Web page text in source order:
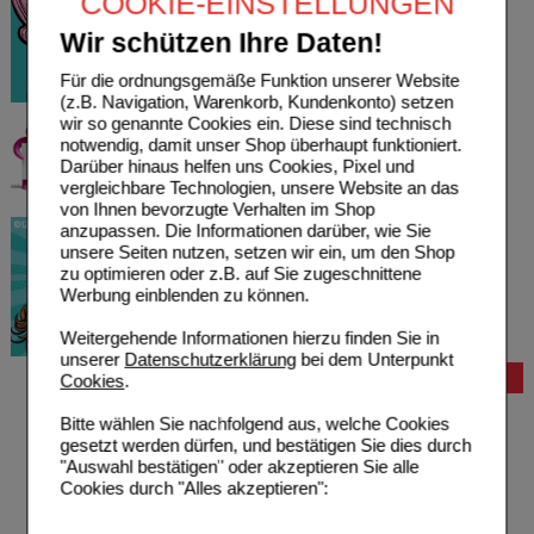
Wir schützen Ihre Daten!
Für die ordnungsgemäße Funktion unserer Website
(z.B. Navigation, Warenkorb, Kundenkonto) setzen
wir so genannte Cookies ein. Diese sind technisch
notwendig, damit unser Shop überhaupt funktioniert.
Darüber hinaus helfen uns Cookies, Pixel und
vergleichbare Technologien, unsere Website an das
von Ihnen bevorzugte Verhalten im Shop
anzupassen. Die Informationen darüber, wie Sie
unsere Seiten nutzen, setzen wir ein, um den Shop
zu optimieren oder z.B. auf Sie zugeschnittene
Werbung einblenden zu können.
Weitergehende Informationen hierzu finden Sie in
unserer Datenschutzerklärungbei dem Unterpunkt
Cookies.
Bitte wählen Sie nachfolgend aus, welche Cookies
gesetzt werden dürfen, und bestätigen Sie dies durch
"Auswahl bestätigen" oder akzeptieren Sie alle
Cookies durch "Alles akzeptieren":
Hilfe zum Bestellvorgang
Zahlungsmöglichkeiten
Rezepte einlösen
Freiumschläge anfordern